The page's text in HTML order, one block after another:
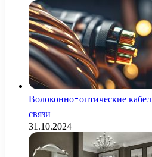
Волоконно-оптические
связи
31.10.2024